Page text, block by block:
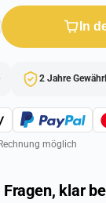
In
2 Jahre
möglich
klar